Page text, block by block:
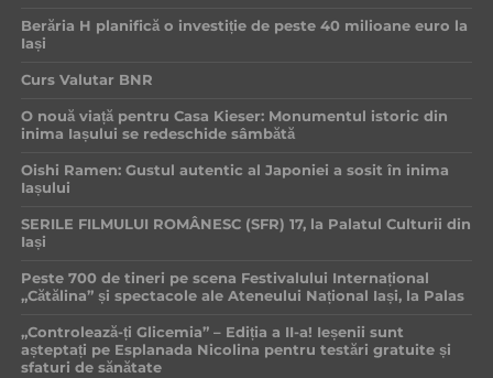
Berăria H planifică o investiție de peste 40 milioane euro la
Iași
Curs Valutar BNR
O nouă viață pentru Casa Kieser: Monumentul istoric din
inima Iașului se redeschide sâmbătă
Oishi Ramen: Gustul autentic al Japoniei a sosit în inima
Iașului
SERILE FILMULUI ROMÂNESC (SFR) 17, la Palatul Culturii din
Iași
Peste 700 de tineri pe scena Festivalului Internațional
„Cătălina” și spectacole ale Ateneului Național Iași, la Palas
„Controlează-ți Glicemia” – Ediția a II-a! Ieșenii sunt
așteptați pe Esplanada Nicolina pentru testări gratuite și
sfaturi de sănătate